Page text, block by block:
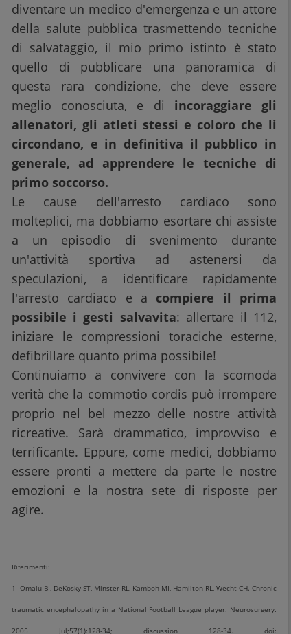
diventare un medico d'emergenza e un attore
della salute pubblica trasmettendo tecniche
di salvataggio, il mio primo istinto è stato
quello di pubblicare una panoramica di
questa rara condizione, che deve essere
meglio conosciuta, e di incoraggiare gli
allenatori, gli atleti stessi e coloro che li
circondano, e in definitiva il pubblico in
generale, ad apprendere le tecniche di
primo soccorso.
Le cause dell'arresto cardiaco sono
molteplici, ma dobbiamo esortare chi assiste
a un episodio di svenimento durante
un'attività sportiva ad astenersi da
speculazioni, a identificare rapidamente
l'arresto cardiaco e a compiere il prima
possibile i gesti salvavita: allertare il 112,
iniziare le compressioni toraciche esterne,
defibrillare quanto prima possibile!
Continuiamo a convivere con la scomoda
verità che la commotio cordis può irrompere
proprio nel bel mezzo delle nostre attività
ricreative. Sarà drammatico, improvviso e
terrificante. Eppure, come medici, dobbiamo
essere pronti a mettere da parte le nostre
emozioni e la nostra sete di risposte per
agire.
Riferimenti:
1- Omalu BI, DeKosky ST, Minster RL, Kamboh MI, Hamilton RL, Wecht CH. Chronic
traumatic encephalopathy in a National Football League player. Neurosurgery.
2005 Jul;57(1):128-34; discussion 128-34. doi: